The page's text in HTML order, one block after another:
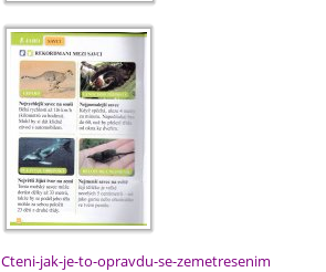
Cteni-jak-je-to-opravdu-se-zemetresenim